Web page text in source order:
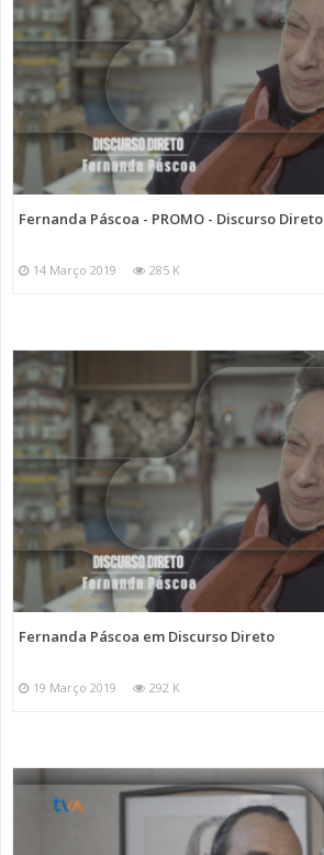
Fernanda Páscoa - PROMO - Discurso Direto
14 Março 2019 285 K
Fernanda Páscoa em Discurso Direto
19 Março 2019 292 K